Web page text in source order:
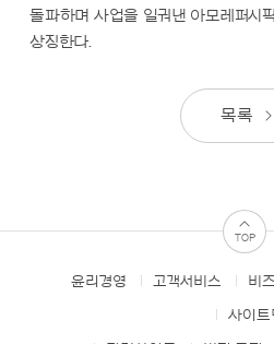
돌파하며 사업을 일궈낸 아모레퍼시
상징한다.
목록
TOP
FOOTER윤리경영 고객서비스 비
사이트